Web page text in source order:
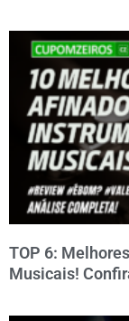
TOP 6:
Musicais!